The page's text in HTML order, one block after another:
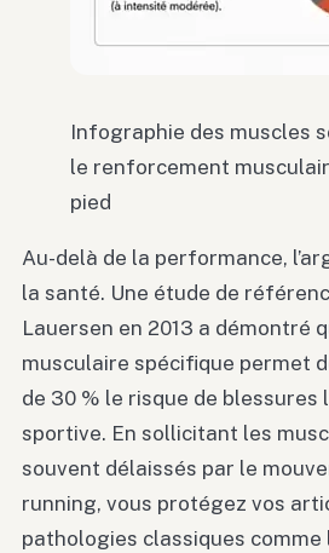
Infographie des muscles
le renforcement
pied
Au-delà de la performance,
la santé. Une étude de
Lauersen en 2013 a démontré
musculaire spécifique permet
de 30 % le risque de blessures
sportive. En sollicitant les
souvent délaissés par le
running, vous protégez vos
pathologies classiques comme